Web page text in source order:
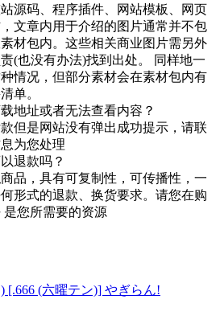
源码、程序插件、网站模板、网页
文章内用于介绍的图片通常并不包
材包内。这些相关商业图片需另外
(也没有办法)找到出处。 同样地一
情况，但部分素材会在素材包内有
单。
地址或者无法查看内容？
但是网站没有弹出成功提示，请联
为您处理
退款吗？
品，具有可复制性，可传播性，一
形式的退款、换货要求。请您在购
您所需要的资源
[.666 (六曜テン)] やぎらん!